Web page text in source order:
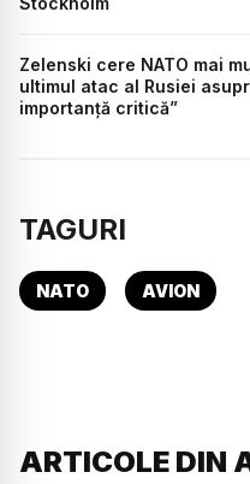
Zelenski cere NATO mai
ultimul atac al Rusiei
importanță critică”
TAGURI
NATO AVION
ARTICOLE DIN